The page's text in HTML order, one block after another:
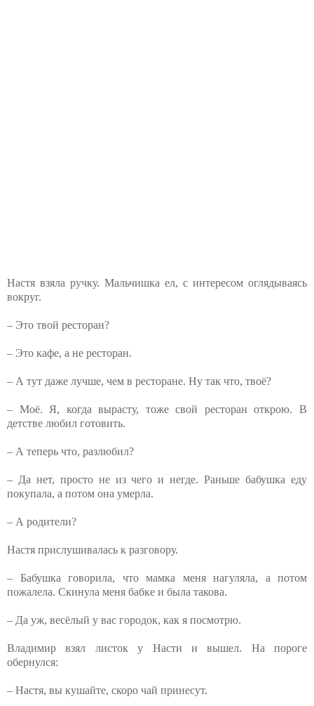
Настя взяла ручку. Мальчишка ел, с интересом оглядываясь
вокруг.
– Это твой ресторан?
– Это кафе, а не ресторан.
– А тут даже лучше, чем в ресторане. Ну так что, твоё?
– Моё. Я, когда вырасту, тоже свой ресторан открою. В
детстве любил готовить.
– А теперь что, разлюбил?
– Да нет, просто не из чего и негде. Раньше бабушка еду
покупала, а потом она умерла.
– А родители?
Настя прислушивалась к разговору.
– Бабушка говорила, что мамка меня нагуляла, а потом
пожалела. Скинула меня бабке и была такова.
– Да уж, весёлый у вас городок, как я посмотрю.
Владимир взял листок у Насти и вышел. На пороге
обернулся:
– Настя, вы кушайте, скоро чай принесут.